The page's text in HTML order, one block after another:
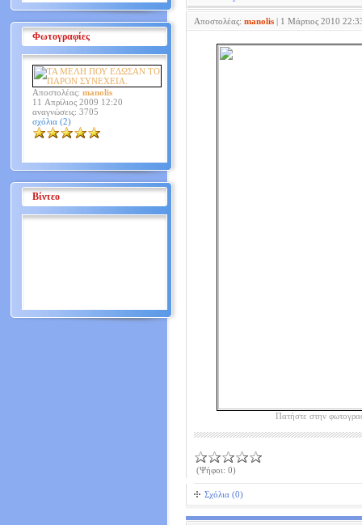
Φωτογραφίες
Αποστολέας: manolis
11 Απρίλιος 2009 12:20
αναγνώσεις: 3705
σχόλια (2)
Βίντεο
Αποστολέας: manolis | 1 Μάρτιος 2010
Πατήστε στην
(Ψήφοι: 0)
Σχόλια (0)